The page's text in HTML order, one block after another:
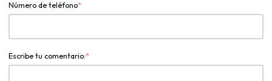
Número de teléfono*
Escribe tu comentario:*